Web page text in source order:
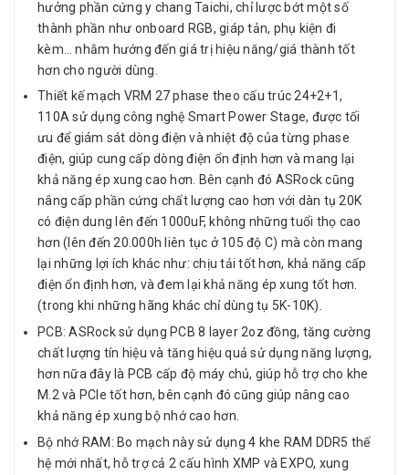
hưởng phần cứng y chang Taichi, chỉ lược bớt một số
thành phần như onboard RGB, giáp tản, phụ kiện đi
kèm… nhằm hướng đến giá trị hiệu năng/giá thành tốt
hơn cho người dùng.
Thiết kế mạch VRM 27 phase theo cấu trúc 24+2+1,
110A sử dụng công nghệ Smart Power Stage, được tối
ưu để giám sát dòng điện và nhiệt độ của từng phase
điện, giúp cung cấp dòng điện ổn định hơn và mang lại
khả năng ép xung cao hơn. Bên cạnh đó ASRock cũng
nâng cấp phần cứng chất lượng cao hơn với dàn tụ 20K
có điện dung lên đến 1000uF, không những tuổi thọ cao
hơn (lên đến 20.000h liên tục ở 105 độ C) mà còn mang
lại những lợi ích khác như: chịu tải tốt hơn, khả năng cấp
điện ổn định hơn, và đem lại khả năng ép xung tốt hơn.
(trong khi những hãng khác chỉ dùng tụ 5K-10K).
PCB: ASRock sử dụng PCB 8 layer 2oz đồng, tăng cường
chất lượng tín hiệu và tăng hiệu quả sử dụng năng lượng,
hơn nữa đây là PCB cấp độ máy chủ, giúp hỗ trợ cho khe
M.2 và PCIe tốt hơn, bên cạnh đó cũng giúp nâng cao
khả năng ép xung bộ nhớ cao hơn.
Bộ nhớ RAM: Bo mạch này sử dụng 4 khe RAM DDR5 thế
hệ mới nhất, hỗ trợ cả 2 cấu hình XMP và EXPO, xung